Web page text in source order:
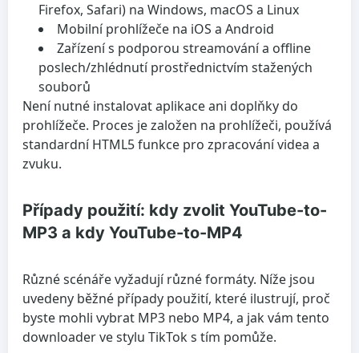
Firefox, Safari) na Windows, macOS a Linux
Mobilní prohlížeče na iOS a Android
Zařízení s podporou streamování a offline
poslech/zhlédnutí prostřednictvím stažených
souborů
Není nutné instalovat aplikace ani doplňky do
prohlížeče. Proces je založen na prohlížeči, používá
standardní HTML5 funkce pro zpracování videa a
zvuku.
Případy použití: kdy zvolit YouTube-to-
MP3 a kdy YouTube-to-MP4
Různé scénáře vyžadují různé formáty. Níže jsou
uvedeny běžné případy použití, které ilustrují, proč
byste mohli vybrat MP3 nebo MP4, a jak vám tento
downloader ve stylu TikTok s tím pomůže.